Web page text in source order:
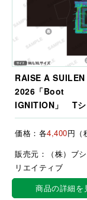
RAISE A
2026「Boot
IGNITION」 Tシ
価格：各4,400円（
販売元：（株）ブ
リエイティブ
商品の詳細を